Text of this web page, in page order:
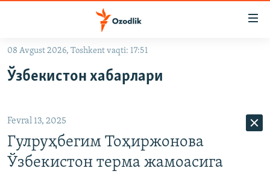
Асосий
Қидиришга
ўтинг
OZODLIK SURISHTIRUVLARI
На русском
08 Avgust 2026, Toshkent vaqti: 17:51
Ўзбекистон хабарлари
Fevral 13, 2025
Гулруҳбегим Тоҳиржонова
Ўзбекистон терма жамоасига